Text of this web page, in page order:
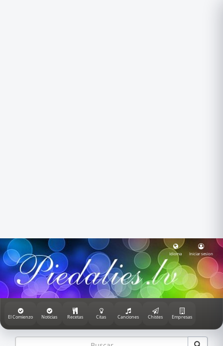
Idioma Iniciar sesion
El Comienzo Noticias Recetas Citas Canciones Chistes Empresas